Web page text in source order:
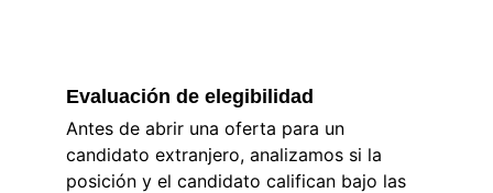
Evaluación de elegibilidad
Antes de abrir una oferta para un
candidato extranjero, analizamos si la
posición y el candidato califican bajo las